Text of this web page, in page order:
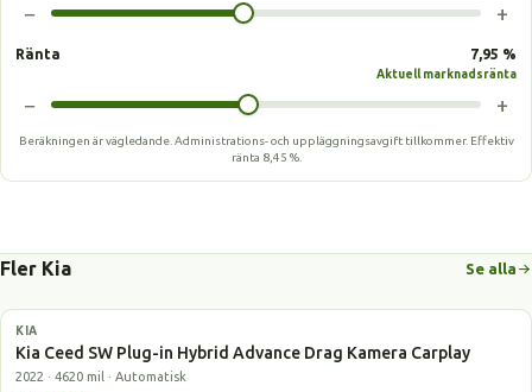
− +
Ränta 7,95 %
Aktuell marknadsränta
− +
Beräkningen är vägledande. Administrations- och uppläggningsavgift tillkommer. Effektiv
ränta 8,45 %.
Fler Kia Se alla
Laddhybrid
KIA
Kia Ceed SW Plug-in Hybrid Advance Drag Kamera Carplay
2022 · 4620 mil · Automatisk